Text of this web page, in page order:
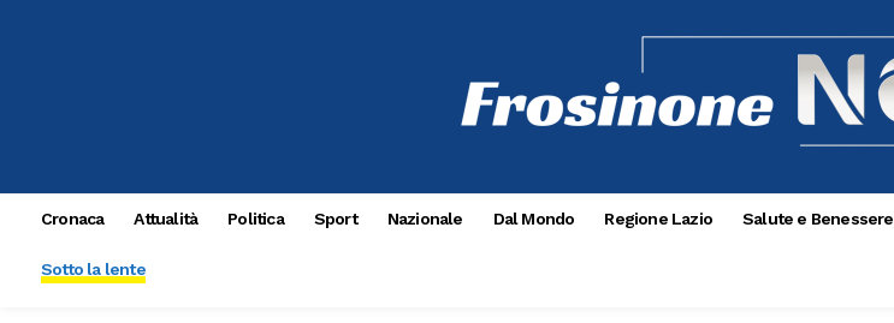
Cronaca Attualità Politica Sport Nazionale Dal Mondo Regione Lazio Salute e Benessere
Sotto la lente